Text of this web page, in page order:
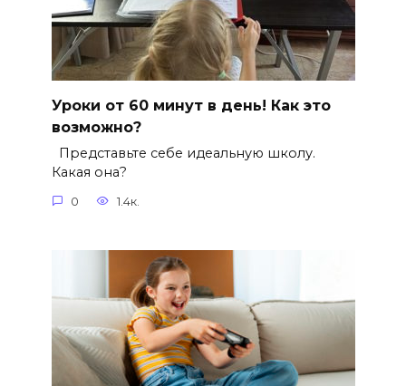
Уроки от 60 минут в день! Как это
возможно?
Представьте себе идеальную школу.
Какая она?
0 1.4к.